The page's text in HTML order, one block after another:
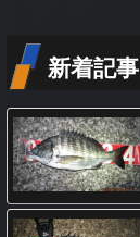
新着記事